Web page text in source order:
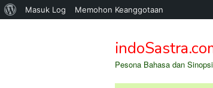
Tentang
Masuk Log Memohon Keanggotaan
konten
Pesona Bahasa dan